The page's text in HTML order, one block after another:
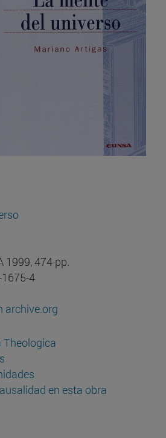
1999, 474 pp.
4
archive.org
Theologica
en esta obra